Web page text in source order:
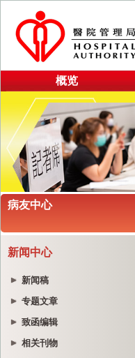
概览
病友中心
新闻中心
新闻稿
专题文章
致函编辑
相关刊物